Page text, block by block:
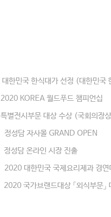
대한민국 한식대가 선정 (대한민국
2020 KOREA 월드푸드 챔피언십
특별전시부문 대상 수상 (국회의장
정성담 자사몰 GRAND OPEN
정성담 온라인 시장 진출
2020 대한민국 국제요리제과 경
2020 국가브랜드대상 「외식부문」